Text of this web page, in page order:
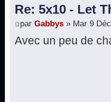
Re: 5x10 - Let
par Gabbys » Mar 9
Avec un peu de